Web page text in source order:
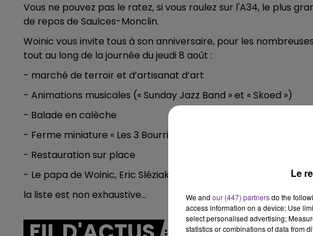
LE WEEK-END CHAMPAGNE FM
Vous ne pouvez pas le ratez, si vous roulez sur l'A34, le plus
de repos de Saulces-Monclin.
Woinic vous invite tous à son anniversaire, pour les
tout au long de la journée du jeudi 8 août :
- marché de terroir et d’artisanat d’art
- Animations musicales (« Sunday Jazz Band » et « Skoed »)
- Balade en calèche
- Ferme miniature « Les 3 Bourriques »
- Restauration sur place
- Le papa de Woinic, Eric Sléziak est au rendez-vous !
la liste est non exhaustive...
Le
We and our (447) partnersdo the
access information on a device; Use
select personalised advertising;
statistics or combinations of data from